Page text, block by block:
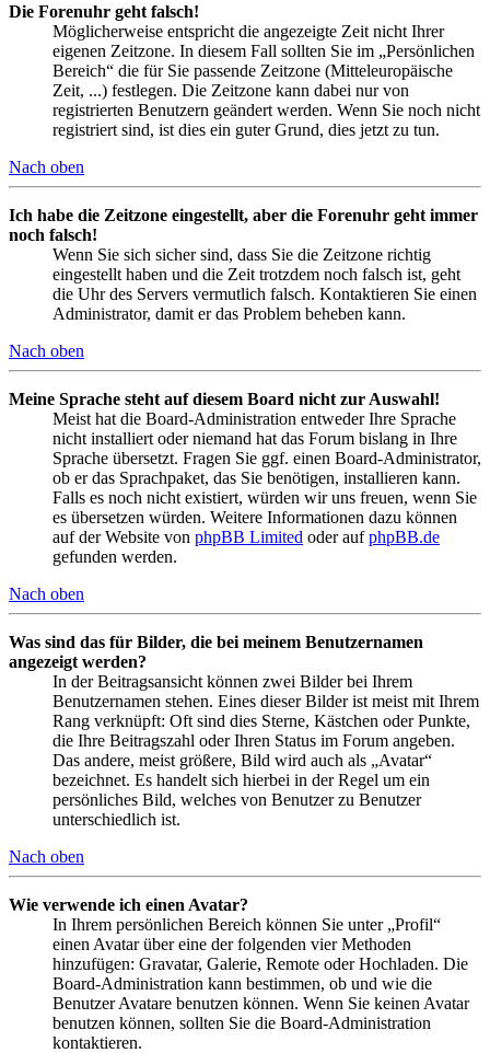
Die Forenuhr geht falsch!
Möglicherweise entspricht die angezeigte Zeit nicht Ihrer
eigenen Zeitzone. In diesem Fall sollten Sie im „Persönlichen
Bereich“ die für Sie passende Zeitzone (Mitteleuropäische
Zeit, ...) festlegen. Die Zeitzone kann dabei nur von
registrierten Benutzern geändert werden. Wenn Sie noch nicht
registriert sind, ist dies ein guter Grund, dies jetzt zu tun.
Nach oben
Ich habe die Zeitzone eingestellt, aber die Forenuhr geht immer
noch falsch!
Wenn Sie sich sicher sind, dass Sie die Zeitzone richtig
eingestellt haben und die Zeit trotzdem noch falsch ist, geht
die Uhr des Servers vermutlich falsch. Kontaktieren Sie einen
Administrator, damit er das Problem beheben kann.
Nach oben
Meine Sprache steht auf diesem Board nicht zur Auswahl!
Meist hat die Board-Administration entweder Ihre Sprache
nicht installiert oder niemand hat das Forum bislang in Ihre
Sprache übersetzt. Fragen Sie ggf. einen Board-Administrator,
ob er das Sprachpaket, das Sie benötigen, installieren kann.
Falls es noch nicht existiert, würden wir uns freuen, wenn Sie
es übersetzen würden. Weitere Informationen dazu können
auf der Website von phpBB Limited oder aufphpBB.de
gefunden werden.
Nach oben
Was sind das für Bilder, die bei meinem Benutzernamen
angezeigt werden?
In der Beitragsansicht können zwei Bilder bei Ihrem
Benutzernamen stehen. Eines dieser Bilder ist meist mit Ihrem
Rang verknüpft: Oft sind dies Sterne, Kästchen oder Punkte,
die Ihre Beitragszahl oder Ihren Status im Forum angeben.
Das andere, meist größere, Bild wird auch als „Avatar“
bezeichnet. Es handelt sich hierbei in der Regel um ein
persönliches Bild, welches von Benutzer zu Benutzer
unterschiedlich ist.
Nach oben
Wie verwende ich einen Avatar?
In Ihrem persönlichen Bereich können Sie unter „Profil“
einen Avatar über eine der folgenden vier Methoden
hinzufügen: Gravatar, Galerie, Remote oder Hochladen. Die
Board-Administration kann bestimmen, ob und wie die
Benutzer Avatare benutzen können. Wenn Sie keinen Avatar
benutzen können, sollten Sie die Board-Administration
kontaktieren.